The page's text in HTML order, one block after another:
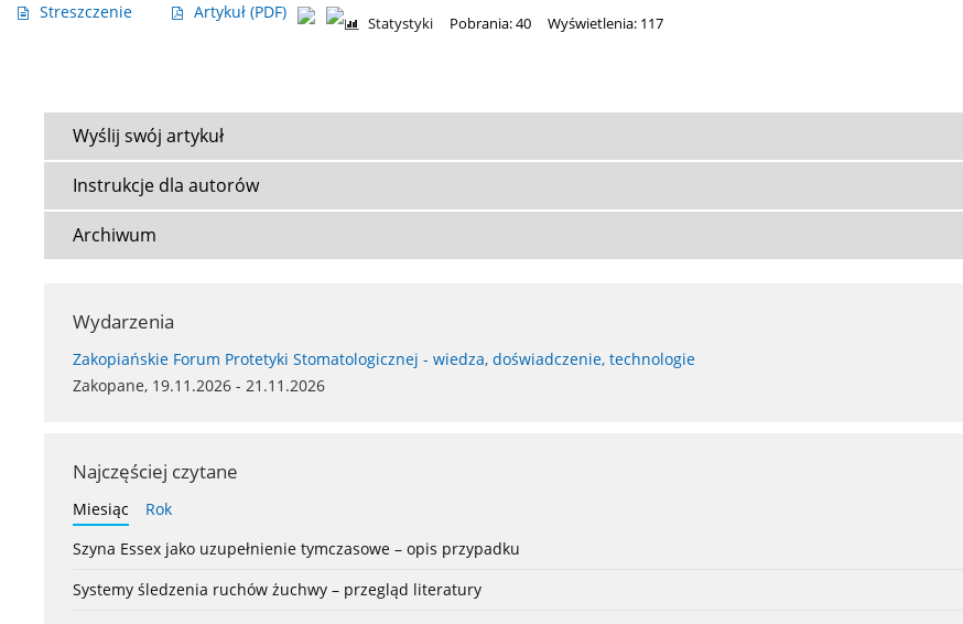
Streszczenie Artykuł (PDF)
Statystyki Pobrania: 40 Wyświetlenia: 117
Wyślij swój artykuł
Instrukcje dla autorów
Archiwum
Wydarzenia
Zakopiańskie Forum Protetyki Stomatologicznej - wiedza, doświadczenie, technologie
Zakopane, 19.11.2026 - 21.11.2026
Najczęściej czytane
Miesiąc
Rok
Szyna Essex jako uzupełnienie tymczasowe – opis przypadku
Systemy śledzenia ruchów żuchwy – przegląd literatury